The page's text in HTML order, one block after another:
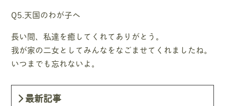
Q5.天国のわが子へ
長い間、私達を癒してくれてありがとう。
我が家の二女としてみんなをなごませてくれましたね。
いつまでも忘れないよ。
最新記事